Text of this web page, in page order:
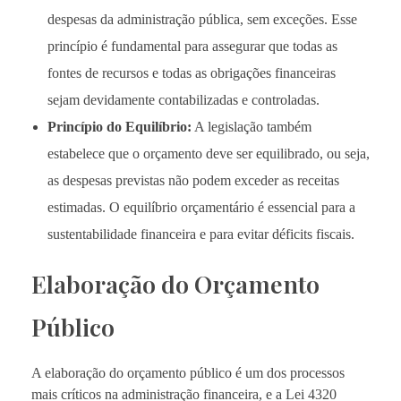
despesas da administração pública, sem exceções. Esse
princípio é fundamental para assegurar que todas as
fontes de recursos e todas as obrigações financeiras
sejam devidamente contabilizadas e controladas.
Princípio do Equilíbrio: A legislação também
estabelece que o orçamento deve ser equilibrado, ou seja,
as despesas previstas não podem exceder as receitas
estimadas. O equilíbrio orçamentário é essencial para a
sustentabilidade financeira e para evitar déficits fiscais.
Elaboração do Orçamento
Público
A elaboração do orçamento público é um dos processos
mais críticos na administração financeira, e a Lei 4320